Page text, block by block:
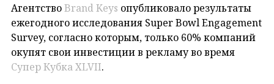
АгентствоBrand Keys опубликовало результаты
ежегодного исследования Super Bowl Engagement
Survey, согласно которым, только 60% компаний
окупят свои инвестиции в рекламу во время
Супер Кубка XLVII.